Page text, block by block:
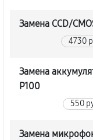
Замена CCD/
4730
Замена
P100
550
Замена